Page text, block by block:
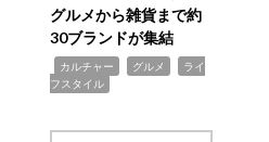
グルメから雑貨まで約
30ブランドが集結
カルチャー グルメ
ライ
フスタイル